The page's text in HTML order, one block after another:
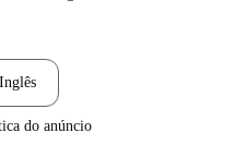
do anúncio